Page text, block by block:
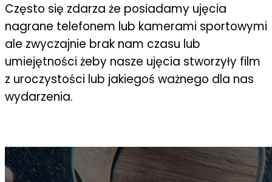
Często się zdarza że posiadamy ujęcia
nagrane telefonem lub kamerami sportowymi
ale zwyczajnie brak nam czasu lub
umiejętności żeby nasze ujęcia stworzyły film
z uroczystości lub jakiegoś ważnego dla nas
wydarzenia.